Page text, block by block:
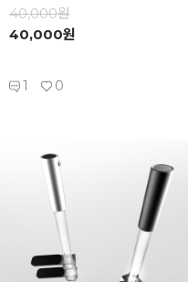
40,000원
40,000원
1 0